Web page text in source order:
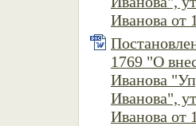
Иванова от
1769 "О
Иванова
Иванова",
Иванова от